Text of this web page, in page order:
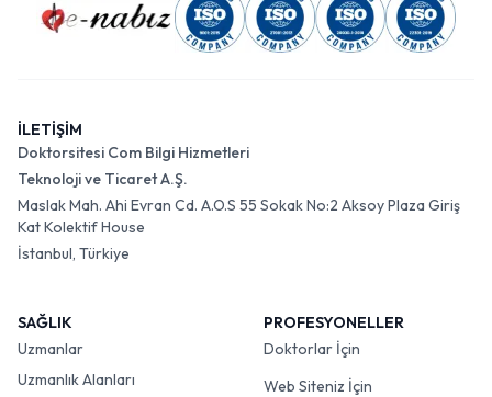
İLETİŞİM
Doktorsitesi Com Bilgi Hizmetleri
Teknoloji ve Ticaret A.Ş.
Maslak Mah. Ahi Evran Cd. A.O.S 55 Sokak No:2 Aksoy Plaza Giriş
Kat Kolektif House
İstanbul, Türkiye
SAĞLIK
Uzmanlar
Uzmanlık Alanları
PROFESYONELLER
Doktorlar İçin
Web Siteniz İçin